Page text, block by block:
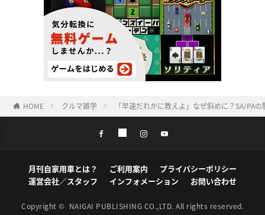
HOME クルマ雑学 「早速だれかに教えよ」なぜ斜めに？SA/PA
月刊自家用車とは？ ご利用案内
プライバシーポリシー
運営会社／スタッフ
インフォメーション お問い合わせ
Copyright © NAIGAI PUBLISHING CO.,LTD. All rights reserved.